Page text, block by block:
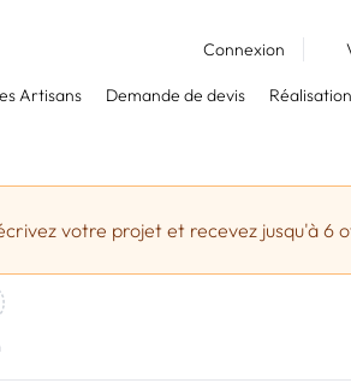
Connexion
Artisans Demande de devis
votre projet et recevez jusqu'à 6